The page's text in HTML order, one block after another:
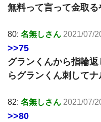
無料って言って金取
80: 名無しさん 2021/07/
>>75
グランくんから指輪
らグランくん刺して
82: 名無しさん 2021/07/
>>80